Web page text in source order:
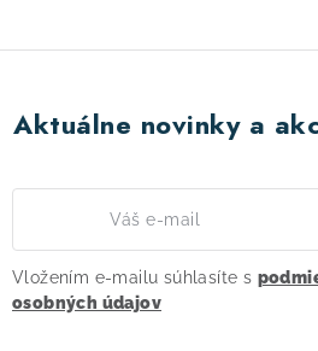
p
v
k
y
ý
p
i
Aktuálne novinky a
Vložením e-mailu súhlasíte s
osobných údajov